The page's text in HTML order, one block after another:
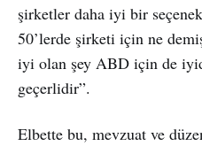
şirketler daha iyi bir
50’lerde şirketi için ne
iyi olan şey ABD için de
geçerlidir”.
Elbette bu, mevzuat ve